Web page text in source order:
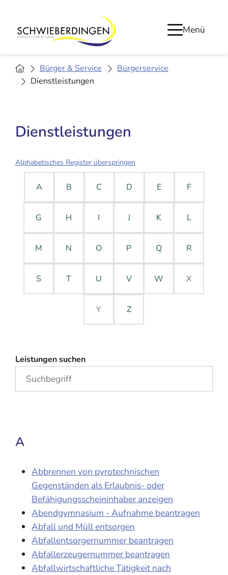
Menü
Bürger & Service
Bürgerservice
Dienstleistungen
Dienstleistungen
Alphabetisches Register überspringen
A B C D E F
G H I J K L
M N O P Q R
S T U V W X
Y Z
Leistungen suchen
A
Abbrennen von pyrotechnischen
Gegenständen als Erlaubnis- oder
Befähigungsscheininhaber anzeigen
Abendgymnasium - Aufnahme beantragen
Abfall und Müll entsorgen
Abfallentsorgernummer beantragen
Abfallerzeugernummer beantragen
Abfallwirtschaftliche Tätigkeit nach